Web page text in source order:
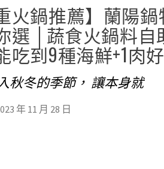
火鍋推薦】蘭陽
選 │蔬食火鍋料
吃到9種海鮮+1肉
秋冬的季節， 讓本身就
年 11 月 28 日